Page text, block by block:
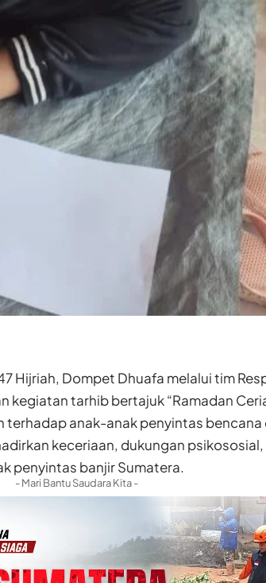
Hijriah, Dompet Dhuafa melalui tim
kegiatan tarhib bertajuk “Ramadan
anak-anak penyintas bencana
keceriaan, dukungan
penyintas banjir Sumatera.
- Mari Bantu Saudara Kita -